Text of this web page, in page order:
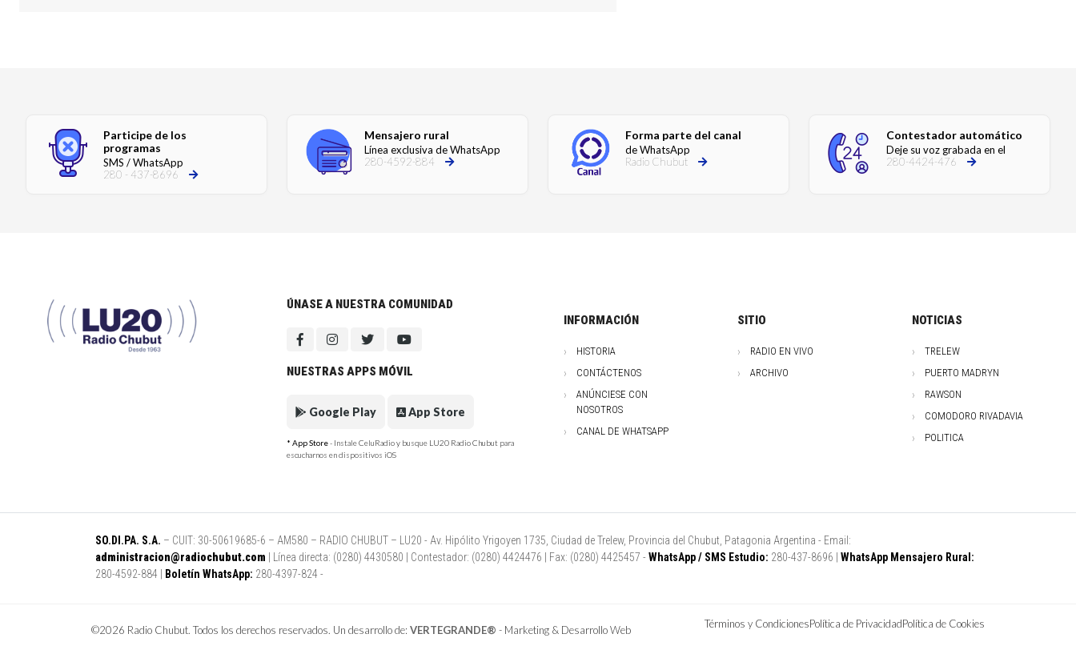
Participe de los
programas
SMS / WhatsApp
280 - 437-8696
Mensajero rural
Línea exclusiva de WhatsApp
280-4592-884
Forma parte del canal
de WhatsApp
Radio Chubut
Contestador automático
Deje su voz grabada en el
280-4424-476
ÚNASE A NUESTRA COMUNIDAD
NUESTRAS APPS MÓVIL
Google Play App Store
* App Store- Instale CeluRadio y busque LU20 Radio Chubut para
escucharnos en dispositivos iOS
INFORMACIÓN
HISTORIA
CONTÁCTENOS
ANÚNCIESE CON
NOSOTROS
CANAL DE WHATSAPP
SITIO
RADIO EN VIVO
ARCHIVO
NOTICIAS
TRELEW
PUERTO MADRYN
RAWSON
COMODORO RIVADAVIA
POLITICA
SO.DI.PA. S.A. – CUIT: 30-50619685-6 – AM580 – RADIO CHUBUT – LU20 - Av. Hipólito Yrigoyen 1735, Ciudad de Trelew, Provincia del Chubut, Patagonia Argentina - Email:
administracion@radiochubut.com | Línea directa: (0280) 4430580 | Contestador: (0280) 4424476 | Fax: (0280) 4425457 - WhatsApp / SMS Estudio: 280-437-8696 | WhatsApp Mensajero Rural:
280-4592-884 |
Boletín WhatsApp: 280-4397-824 -
©2026 Radio Chubut. Todos los derechos reservados. Un desarrollo de: VERTEGRANDE® - Marketing & Desarrollo Web Términos y CondicionesPolítica de PrivacidadPolítica de Cookies